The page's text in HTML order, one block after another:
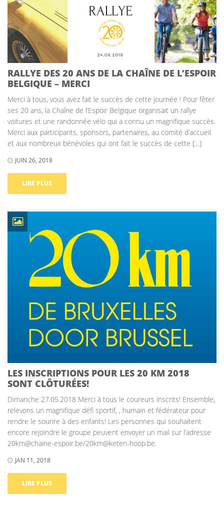
RALLYE DES 20 ANS DE LA CHAÎNE DE L’ESPOIR
BELGIQUE – MERCI
Merci à tous, vous avez fait le succès de cette journée ! Pour fêter
ses 20 ans, la Chaîne de l’Espoir Belgique organisait un rallye
voitures et une randonnée vélo qui a connu un magnifique succès.
Merci aux participants, sponsors, partenaires, au comité d’accueil
et aux nombreux bénévoles qui ont fait le succès de cette […]
JUIN 26, 2018
LIRE PLUS
LES INSCRIPTIONS POUR LES 20 KM 2018
SONT CLÔTURÉES!
Dimanche 27.05.2018 Merci à tous le coureurs inscrits! Ensemble,
relevons un magnifique défi sportif, , humain et fédérateur pour
rendre le sourire à des enfants! Les personnes qui souhaitent
encore rejoindre le groupe peuvent envoyer un mail sur l’adresse
20km@chaine-espoir.be/20km@keten-hoop.be.
JAN 11, 2018
LIRE PLUS